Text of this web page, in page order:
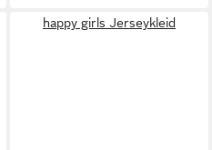
happy girls Jerseykleid